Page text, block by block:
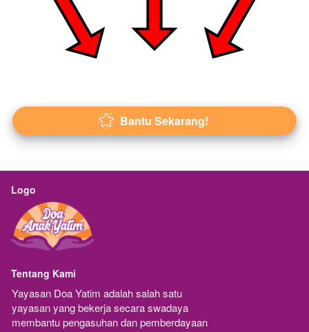
` Bantu Sekarang!
Logo
Tentang Kami
Yayasan Doa Yatim adalah salah satu
yayasan yang bekerja secara swadaya
membantu pengasuhan dan pemberdayaan